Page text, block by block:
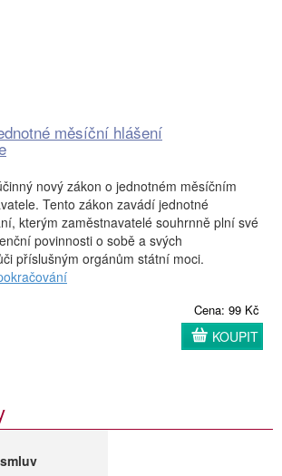
měsíční hlášení
nový zákon o jednotném měsíčním
Tento zákon zavádí jednotné
kterým zaměstnavatelé souhrnně plní své
povinnosti o sobě a svých
příslušným orgánům státní moci.
Cena: 99 Kč
KOUPIT